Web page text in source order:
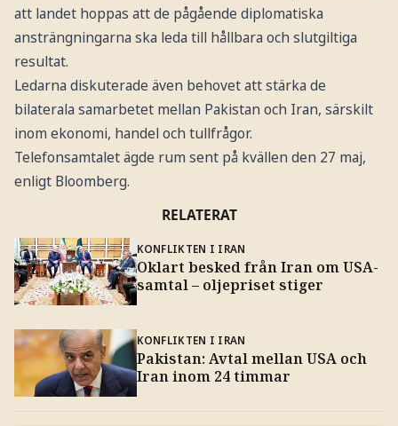
att landet hoppas att de pågående diplomatiska
ansträngningarna ska leda till hållbara och slutgiltiga
resultat.
Ledarna diskuterade även behovet att stärka de
bilaterala samarbetet mellan Pakistan och Iran, särskilt
inom ekonomi, handel och tullfrågor.
Telefonsamtalet ägde rum sent på kvällen den 27 maj,
enligt Bloomberg.
RELATERAT
KONFLIKTEN I IRAN
Oklart besked från Iran om USA-
samtal – oljepriset stiger
KONFLIKTEN I IRAN
Pakistan: Avtal mellan USA och
Iran inom 24 timmar